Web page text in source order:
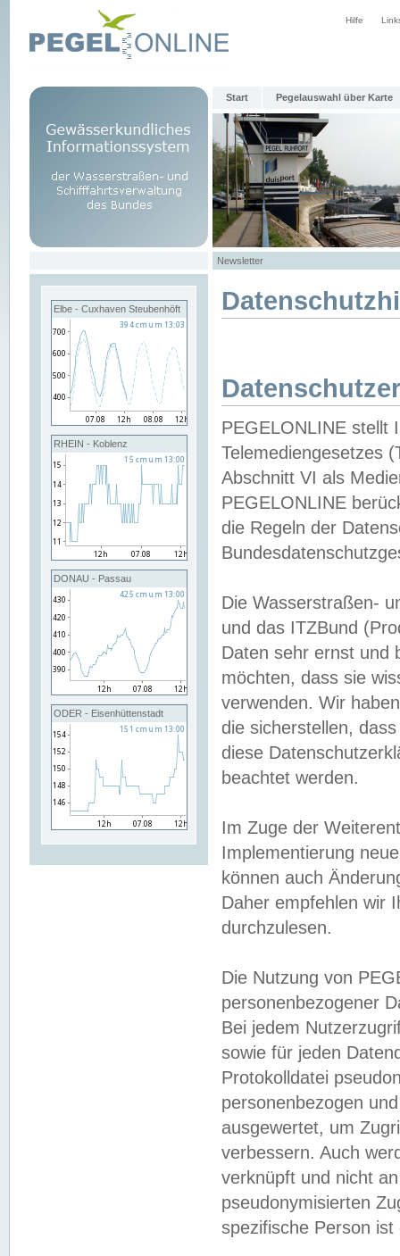
Hilfe
Start Pegelauswahl über Karte
Newsletter
Elbe - Cuxhaven Steubenhöft
RHEIN - Koblenz
DONAU - Passau
ODER - Eisenhüttenstadt
PEGELONLINE stellt
Telemediengesetzes
Abschnitt VI als
PEGELONLINE
die Regeln der
Die Wasserstraßen-
und das ITZBund
Daten sehr ernst und
möchten, dass sie
verwenden. Wir
die sicherstellen,
diese
beachtet werden.
Im Zuge der
Implementierung
können auch
Daher empfehlen wir
durchzulesen.
Die Nutzung von
personenbezogener
Bei jedem
sowie für jeden
Protokolldatei
personenbezogen
ausgewertet, um
verbessern. Auch
verknüpft und nicht
pseudonymisierten
spezifische Person